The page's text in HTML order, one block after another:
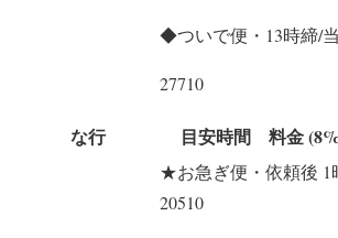
◆ついで便・13時締/
27710
な行 目安時間 料金
★お急ぎ便・依頼後 1
20510